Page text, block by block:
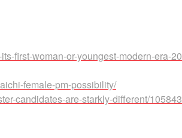
first-woman-or-youngest-modern-era-
female-pm-possibility/
candidates-are-starkly-different/